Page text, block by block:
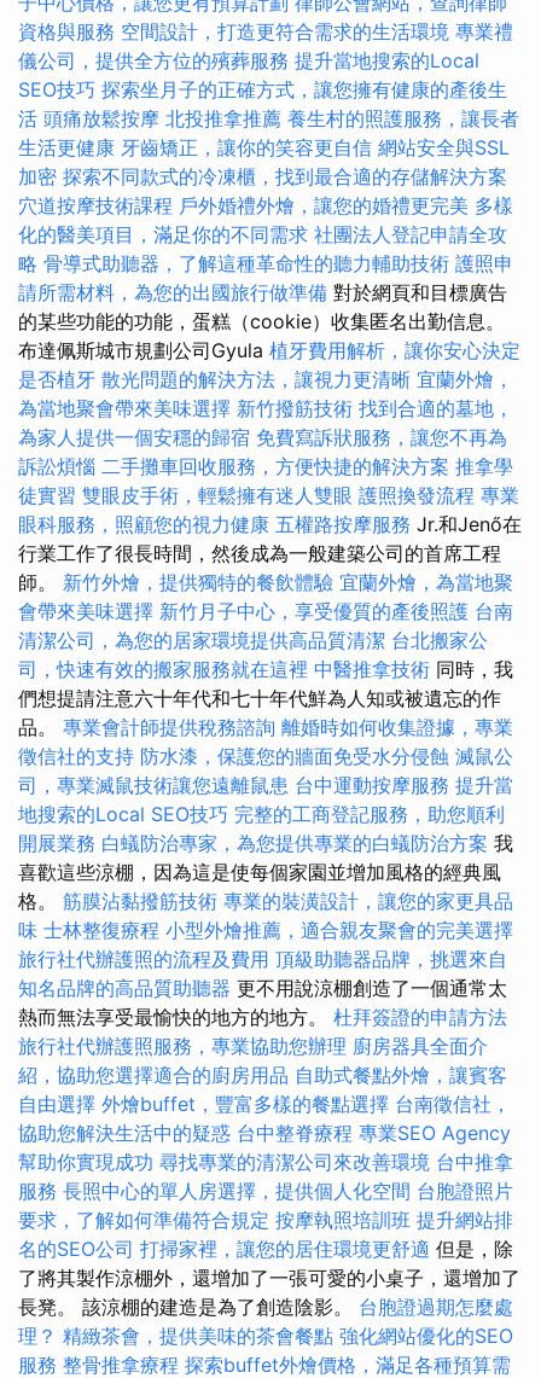
資格與服務 空間設計，打造更符合需求的生活環境 專業禮
儀公司，提供全方位的殯葬服務 提升當地搜索的Local
SEO技巧 探索坐月子的正確方式，讓您擁有健康的產後生
活 頭痛放鬆按摩 北投推拿推薦 養生村的照護服務，讓長者
生活更健康 牙齒矯正，讓你的笑容更自信 網站安全與SSL
加密 探索不同款式的冷凍櫃，找到最合適的存儲解決方案
穴道按摩技術課程 戶外婚禮外燴，讓您的婚禮更完美 多樣
化的醫美項目，滿足你的不同需求 社團法人登記申請全攻
略 骨導式助聽器，了解這種革命性的聽力輔助技術 護照申
請所需材料，為您的出國旅行做準備 對於網頁和目標廣告
的某些功能的功能，蛋糕（cookie）收集匿名出勤信息。
布達佩斯城市規劃公司Gyula 植牙費用解析，讓你安心決定
是否植牙 散光問題的解決方法，讓視力更清晰 宜蘭外燴，
為當地聚會帶來美味選擇 新竹撥筋技術 找到合適的墓地，
為家人提供一個安穩的歸宿 免費寫訴狀服務，讓您不再為
訴訟煩惱 二手攤車回收服務，方便快捷的解決方案 推拿學
徒實習 雙眼皮手術，輕鬆擁有迷人雙眼 護照換發流程 專業
眼科服務，照顧您的視力健康 五權路按摩服務 Jr.和Jenő在
行業工作了很長時間，然後成為一般建築公司的首席工程
師。 新竹外燴，提供獨特的餐飲體驗 宜蘭外燴，為當地聚
會帶來美味選擇 新竹月子中心，享受優質的產後照護 台南
清潔公司，為您的居家環境提供高品質清潔 台北搬家公
司，快速有效的搬家服務就在這裡 中醫推拿技術 同時，我
們想提請注意六十年代和七十年代鮮為人知或被遺忘的作
品。 專業會計師提供稅務諮詢 離婚時如何收集證據，專業
徵信社的支持 防水漆，保護您的牆面免受水分侵蝕 滅鼠公
司，專業滅鼠技術讓您遠離鼠患 台中運動按摩服務 提升當
地搜索的Local SEO技巧 完整的工商登記服務，助您順利
開展業務 白蟻防治專家，為您提供專業的白蟻防治方案 我
喜歡這些涼棚，因為這是使每個家園並增加風格的經典風
格。 筋膜沾黏撥筋技術 專業的裝潢設計，讓您的家更具品
味 士林整復療程 小型外燴推薦，適合親友聚會的完美選擇
旅行社代辦護照的流程及費用 頂級助聽器品牌，挑選來自
知名品牌的高品質助聽器 更不用說涼棚創造了一個通常太
熱而無法享受最愉快的地方的地方。 杜拜簽證的申請方法
旅行社代辦護照服務，專業協助您辦理 廚房器具全面介
紹，協助您選擇適合的廚房用品 自助式餐點外燴，讓賓客
自由選擇 外燴buffet，豐富多樣的餐點選擇 台南徵信社，
協助您解決生活中的疑惑 台中整脊療程 專業SEO Agency
幫助你實現成功 尋找專業的清潔公司來改善環境 台中推拿
服務 長照中心的單人房選擇，提供個人化空間 台胞證照片
要求，了解如何準備符合規定 按摩執照培訓班 提升網站排
名的SEO公司 打掃家裡，讓您的居住環境更舒適 但是，除
了將其製作涼棚外，還增加了一張可愛的小桌子，還增加了
長凳。 該涼棚的建造是為了創造陰影。 台胞證過期怎麼處
理？ 精緻茶會，提供美味的茶會餐點 強化網站優化的SEO
服務 整骨推拿療程 探索buffet外燴價格，滿足各種預算需